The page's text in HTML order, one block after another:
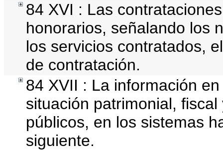
84 XVI : Las
honorarios, señalando los
los servicios contratados,
de contratación.
84 XVII : La información
situación patrimonial,
públicos, en los sistemas
siguiente.